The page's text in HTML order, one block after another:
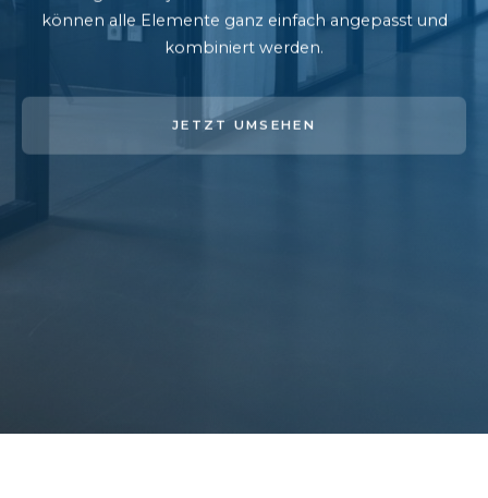
können alle Elemente ganz einfach angepasst und
kombiniert werden.
JETZT UMSEHEN